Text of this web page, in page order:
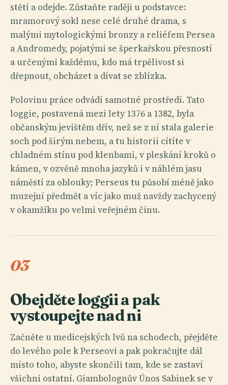
stětí a odejde. Zůstaňte raději u podstavce:
mramorový sokl nese celé druhé drama, s
malými mytologickými bronzy a reliéfem Persea
a Andromedy, pojatými se šperkařskou přesností
a určenými každému, kdo má trpělivost si
dřepnout, obcházet a dívat se zblízka.
Polovinu práce odvádí samotné prostředí. Tato
loggie, postavená mezi lety 1376 a 1382, byla
občanským jevištěm dřív, než se z ní stala galerie
soch pod širým nebem, a tu historii cítíte v
chladném stínu pod klenbami, v pleskání kroků o
kámen, v ozvěně mnoha jazyků i v náhlém jasu
náměstí za oblouky; Perseus tu působí méně jako
muzejní předmět a víc jako muž navždy zachycený
v okamžiku po velmi veřejném činu.
03
Obejděte loggii a pak
vystoupejte nad ni
Začněte u medicejských lvů na schodech, přejděte
do levého pole k Perseovi a pak pokračujte dál
místo toho, abyste skončili tam, kde se zastaví
všichni ostatní. Giambolognův Únos Sabinek se v